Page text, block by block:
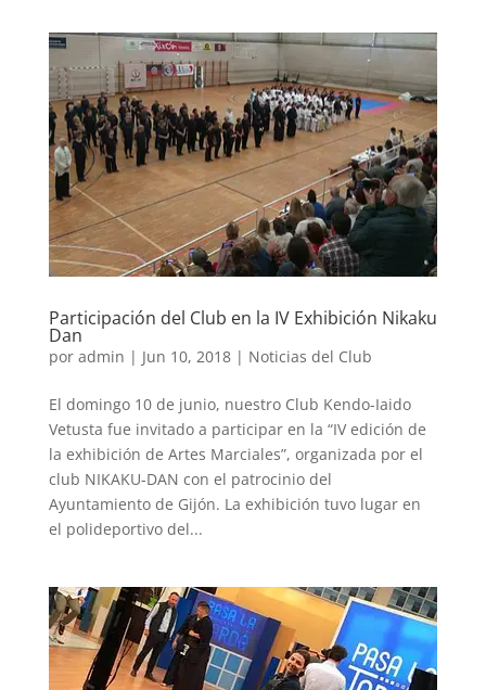
Participación del Club en la IV Exhibición Nikaku
Dan
por admin | Jun 10, 2018| Noticias del Club
El domingo 10 de junio, nuestro Club Kendo-Iaido
Vetusta fue invitado a participar en la “IV edición de
la exhibición de Artes Marciales”, organizada por el
club NIKAKU-DAN con el patrocinio del
Ayuntamiento de Gijón. La exhibición tuvo lugar en
el polideportivo del...